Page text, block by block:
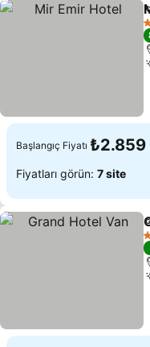
Başlangıç Fiyatı ₺2.859
Fiyatları görün: 7 site